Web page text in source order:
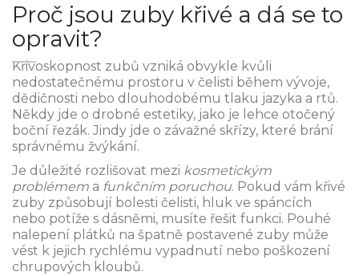
Proč jsou zuby křivé a dá se to
opravit?
Křivoskopnost zubů vzniká obvykle kvůli
nedostatečnému prostoru v čelisti během vývoje,
dědičnosti nebo dlouhodobému tlaku jazyka a rtů.
Někdy jde o drobné estetiky, jako je lehce otočený
boční řezák. Jindy jde o závažné skřízy, které brání
správnému žvýkání.
Je důležité rozlišovat mezi kosmetickým
problémem a funkčním poruchou. Pokud vám křivé
zuby způsobují bolesti čelisti, hluk ve spáncích
nebo potíže s dásněmi, musíte řešit funkci. Pouhé
nalepení plátků na špatně postavené zuby může
vést k jejich rychlému vypadnutí nebo poškození
chrupových kloubů.